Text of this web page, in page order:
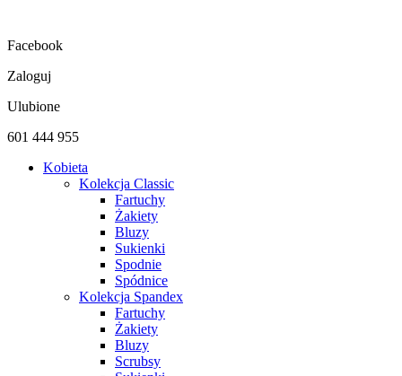
treści
Facebook
Zaloguj
Ulubione
601 444 955
Kobieta
Kolekcja Classic
Fartuchy
Żakiety
Bluzy
Sukienki
Spodnie
Spódnice
Kolekcja Spandex
Fartuchy
Żakiety
Bluzy
Scrubsy